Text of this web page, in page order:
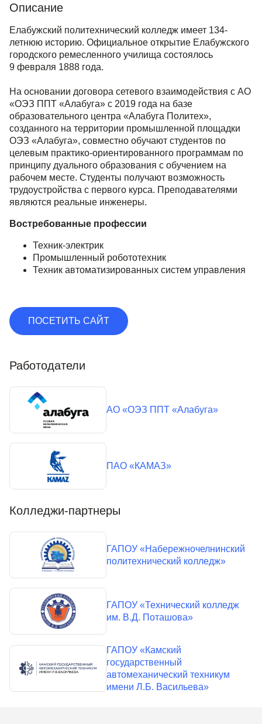
Описание
Елабужский политехнический колледж имеет 134-
летнюю историю. Официальное открытие Елабужского
городского ремесленного училища состоялось
9 февраля 1888 года.
На основании договора сетевого взаимодействия с АО
«ОЭЗ ППТ «Алабуга» с 2019 года на базе
образовательного центра «Алабуга Политех»,
созданного на территории промышленной площадки
ОЭЗ «Алабуга», совместно обучают студентов по
целевым практико-ориентированного программам по
принципу дуального образования с обучением на
рабочем месте. Студенты получают возможность
трудоустройства с первого курса. Преподавателями
являются реальные инженеры.
Востребованные профессии
Техник-электрик
Промышленный робототехник
Техник автоматизированных систем управления
ПОСЕТИТЬ САЙТ
Работодатели
АО «ОЭЗ ППТ «Алабуга»
ПАО «КАМАЗ»
Колледжи-партнеры
ГАПОУ «Набережночелнинский
политехнический колледж»
ГАПОУ «Технический колледж
им. В.Д. Поташова»
ГАПОУ «Камский
государственный
автомеханический техникум
имени Л.Б. Васильева»